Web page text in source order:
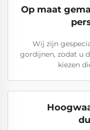
Op maat
Wij zijn
gordijnen, zodat u
kiezen